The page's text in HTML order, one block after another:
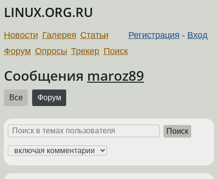
LINUX.ORG.RU
Регистрация - Вход
Новости Галерея Статьи
Форум Опросы Трекер Поиск
Сообщения maroz89
Все Форум
Поиск